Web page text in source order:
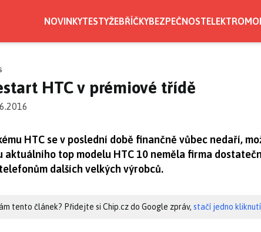
NOVINKYTESTYŽEBŘÍČKYBEZPEČNOST
HTC v prémiové třídě
HTC se v poslední době finančně vůbec nedaří,
aktuálního top modelu HTC 10 neměla firma
dalších velkých výrobců.
tento článek? Přidejte si Chip.cz do Google zpráv, stačí jedno